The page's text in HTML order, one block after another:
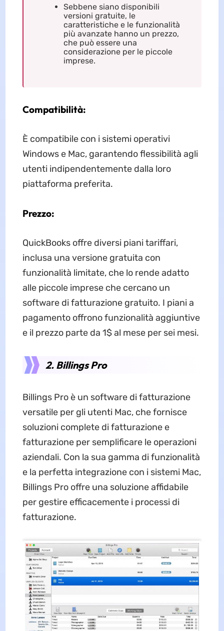
Sebbene siano disponibili
versioni gratuite, le
caratteristiche e le funzionalità
più avanzate hanno un prezzo,
che può essere una
considerazione per le piccole
imprese.
Compatibilità:
È compatibile con i sistemi operativi
Windows e Mac, garantendo flessibilità agli
utenti indipendentemente dalla loro
piattaforma preferita.
Prezzo:
QuickBooks offre diversi piani tariffari,
inclusa una versione gratuita con
funzionalità limitate, che lo rende adatto
alle piccole imprese che cercano un
software di fatturazione gratuito. I piani a
pagamento offrono funzionalità aggiuntive
e il prezzo parte da 1$ al mese per sei mesi.
2. Billings Pro
Billings Pro è un software di fatturazione
versatile per gli utenti Mac, che fornisce
soluzioni complete di fatturazione e
fatturazione per semplificare le operazioni
aziendali. Con la sua gamma di funzionalità
e la perfetta integrazione con i sistemi Mac,
Billings Pro offre una soluzione affidabile
per gestire efficacemente i processi di
fatturazione.